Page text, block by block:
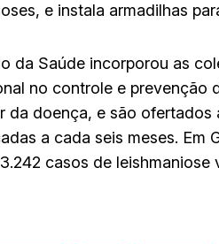
e instala armadilhas
da Saúde incorporou as
no controle e prevenção
da doença, e são
a cada seis meses. Em
casos de leishmaniose